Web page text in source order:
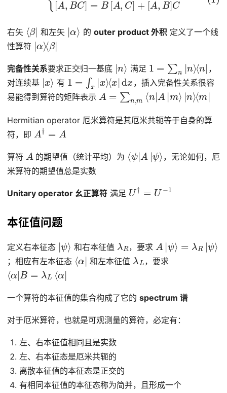
右矢 ⟨β| 和左矢 |α ⟩ 的 outer product 外积 定义了一个线
性算符 |α⟩
⟨ β|
完备性关系要求正交归一基底 | ⟩ 满足 1 n|n ⟨ n |
，
对连续基 | x⟩ 有 1=∫x|x ⟩ x| dx
，插入完备性关系很容
易能得到算符的矩阵表示 A=∑ n,m⟨ n|A |m ⟩ |n⟩⟨ m |
Hermitian operator 厄米算符是其厄米共轭等于自身的算
符，即
A† A
算符 A 的期望值（统计平均）为 ⟨ ψ| A |
ψ ⟩
，无论如何，厄
米算符的期望值总是实数
Unitary operator 幺正算符满足 U† U−
本征值问题
定义右本征态 |ψ⟩ 和右本征值 λ ，要求 A ψ⟩ R ψ⟩
；相应有左本征态 ⟨α| 和左本征值 λL，要求
⟨ α|B=λ L⟨ α |
一个算符的本征值的集合构成了它的 spectrum 谱
对于厄米算符，也就是可观测量的算符，必定有：
左、右本征值相同且是实数
左、右本征态是厄米共轭的
离散本征值的本征态是正交的
有相同本征值的本征态称为简并，且形成一个